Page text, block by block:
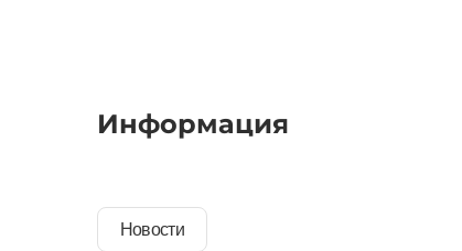
Информация
Новости